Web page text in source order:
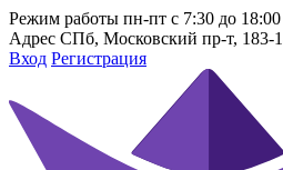
Режим работы пн-пт с 7:30 до 18:00
Адрес СПб, Московский пр-т, 183-
Вход Регистрация